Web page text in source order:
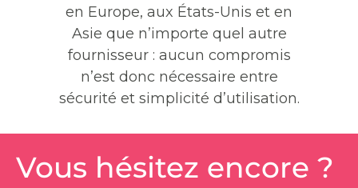
en Europe, aux États-Unis et en
Asie que n’importe quel autre
fournisseur : aucun compromis
n’est donc nécessaire entre
sécurité et simplicité d’utilisation.
Vous hésitez encore ?